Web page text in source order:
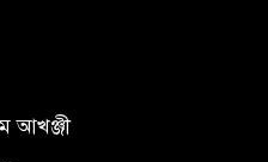
আখঞ্জী